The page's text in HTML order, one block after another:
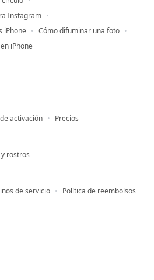
Instagram
iPhone
Cómo difuminar una foto
iPhone
activación Precios
rostros
de servicio Política de reembolsos